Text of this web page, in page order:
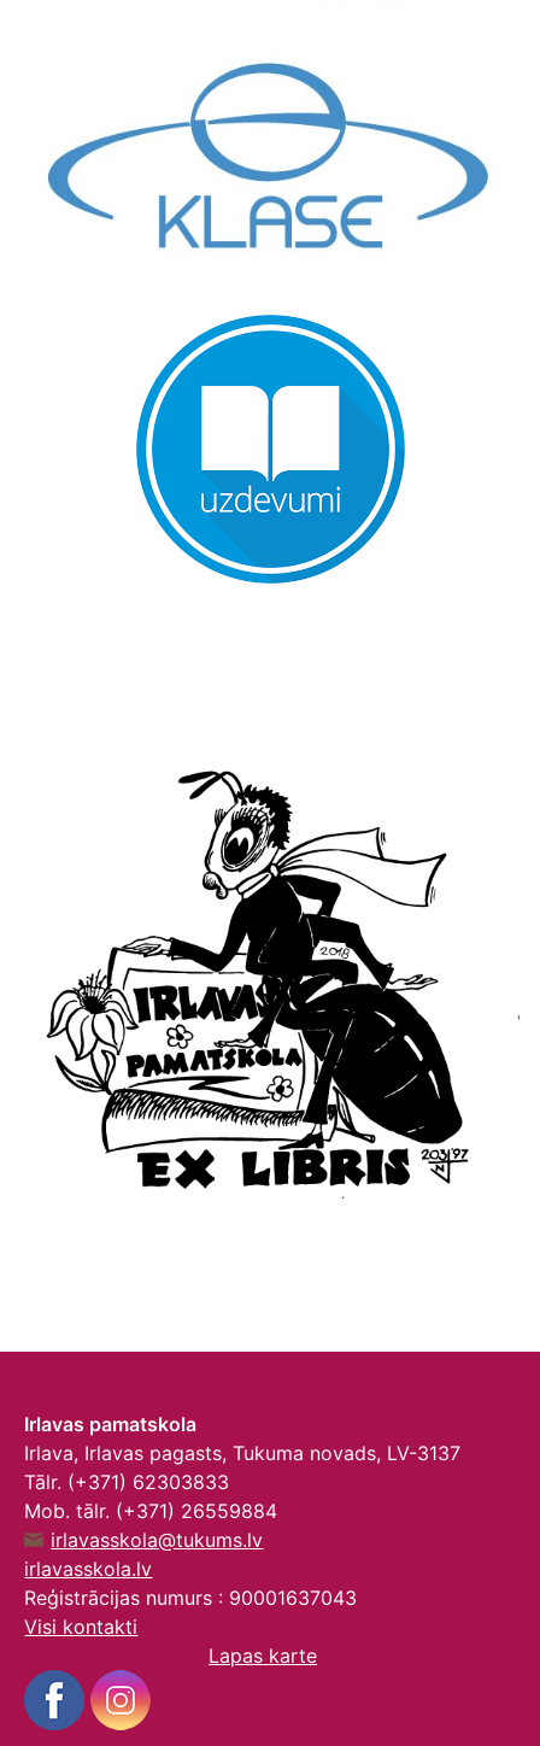
Irlavas pamatskola
Irlava, Irlavas pagasts, Tukuma novads, LV-3137
Tālr. (+371) 62303833
Mob. tālr. (+371) 26559884
irlavasskola@tukums.lv
irlavasskola.lv
Reģistrācijas numurs : 90001637043
Visi kontakti
Lapas karte